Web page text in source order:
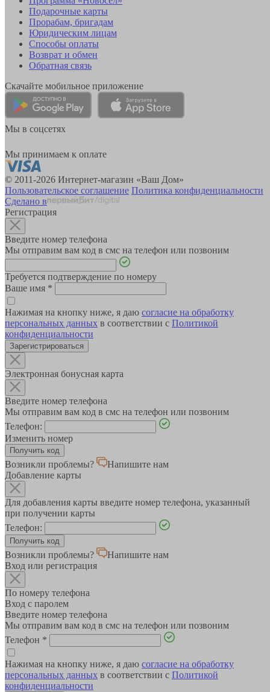
Подарочные карты
Прорабам, бригадам
Юридическим лицам
Способы оплаты
Возврат и обмен
Обратная связь
Скачайте мобильное приложение
Мы в соцсетях
Мы принимаем к оплате
© 2011-2026 Интернет-магазин «Ваш Дом»
Пользовательское соглашение Политика конфиденциальности
Сделано в
Регистрация
Введите номер телефона
Мы отправим вам код в смс на телефон или позвоним
Требуется подтверждение по номеру
Ваше имя *
Нажимая на кнопку ниже, я даю согласие на обработку
персональных данных в соответствии с Политикой
конфиденциальности
Зарегистрироваться
Электронная бонусная карта
Введите номер телефона
Мы отправим вам код в смс на телефон или позвоним
Телефон:
Изменить номер
Возникли проблемы?
Напишите нам
Добавление карты
Для добавления карты введите номер телефона, указанный
при получении карты
Телефон:
Возникли проблемы?
Напишите нам
Вход или регистрация
По номеру телефона
Вход с паролем
Введите номер телефона
Мы отправим вам код в смс на телефон или позвоним
Телефон *
Нажимая на кнопку ниже, я даю согласие на обработку
персональных данных в соответствии с Политикой
конфиденциальности